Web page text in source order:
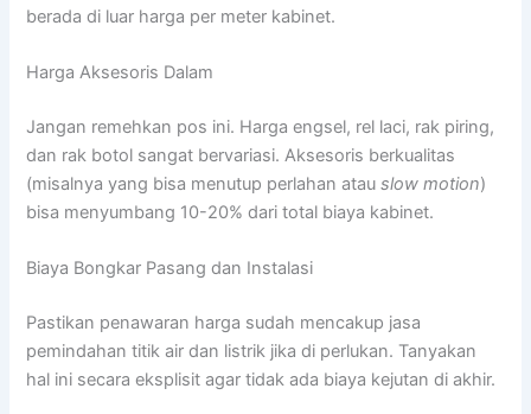
berada di luar harga per meter kabinet.
Harga Aksesoris Dalam
Jangan remehkan pos ini. Harga engsel, rel laci, rak piring,
dan rak botol sangat bervariasi. Aksesoris berkualitas
(misalnya yang bisa menutup perlahan atauslow motion)
bisa menyumbang 10-20% dari total biaya kabinet.
Biaya Bongkar Pasang dan Instalasi
Pastikan penawaran harga sudah mencakup jasa
pemindahan titik air dan listrik jika di perlukan. Tanyakan
hal ini secara eksplisit agar tidak ada biaya kejutan di akhir.